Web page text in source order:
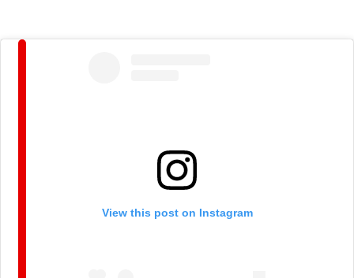
View this post on Instagram